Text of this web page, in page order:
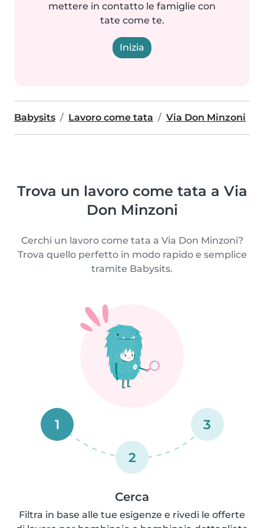
mettere in contatto le famiglie con
tate come te.
Inizia
Babysits Lavoro come tata Via Don Minzoni
Trova un lavoro come tata a Via
Don Minzoni
Cerchi un lavoro come tata a Via Don Minzoni?
Trova quello perfetto in modo rapido e semplice
tramite Babysits.
1
2
3
Cerca
Filtra in base alle tue esigenze e rivedi le offerte